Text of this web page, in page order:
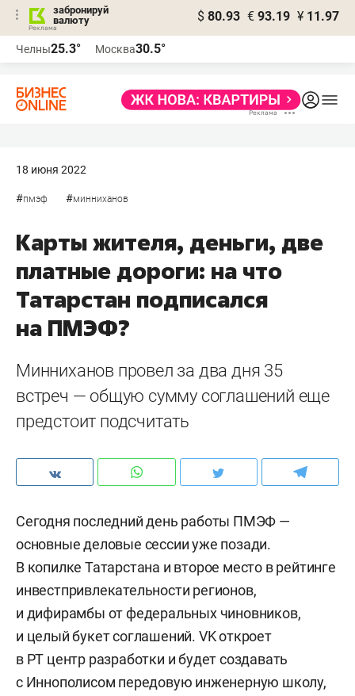
забронируй
валюту
$ 80.93 € 93.19 ¥ 11.97
Челны25.3° Москва30.5°
18 июня 2022
#пмэф #минниханов
Карты жителя, деньги, две
платные дороги: на что
Татарстан подписался
на ПМЭФ?
Минниханов провел за два дня 35
встреч — общую сумму соглашений еще
предстоит подсчитать
Сегодня последний день работы ПМЭФ —
основные деловые сессии уже позади.
В копилке Татарстана и второе место в рейтинге
инвестпривлекательности регионов,
и дифирамбы от федеральных чиновников,
и целый букет соглашений. VK откроет
в РТ центр разработки и будет создавать
с Иннополисом передовую инженерную школу,